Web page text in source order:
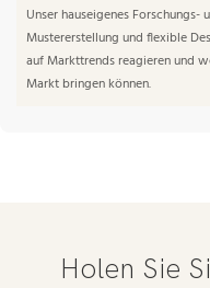
Unser hauseigenes
Mustererstellung und flexible
auf Markttrends reagieren und
Markt bringen können.
Holen Sie